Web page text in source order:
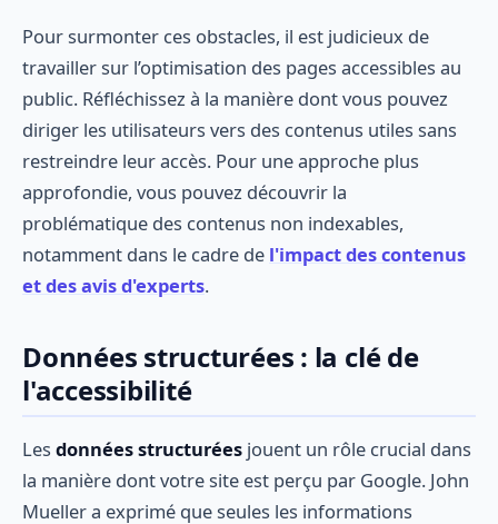
Pour surmonter ces obstacles, il est judicieux de
travailler sur l’optimisation des pages accessibles au
public. Réfléchissez à la manière dont vous pouvez
diriger les utilisateurs vers des contenus utiles sans
restreindre leur accès. Pour une approche plus
approfondie, vous pouvez découvrir la
problématique des contenus non indexables,
notamment dans le cadre de l'impact des contenus
et des avis d'experts.
Données structurées : la clé de
l'accessibilité
Les données structurées jouent un rôle crucial dans
la manière dont votre site est perçu par Google. John
Mueller a exprimé que seules les informations